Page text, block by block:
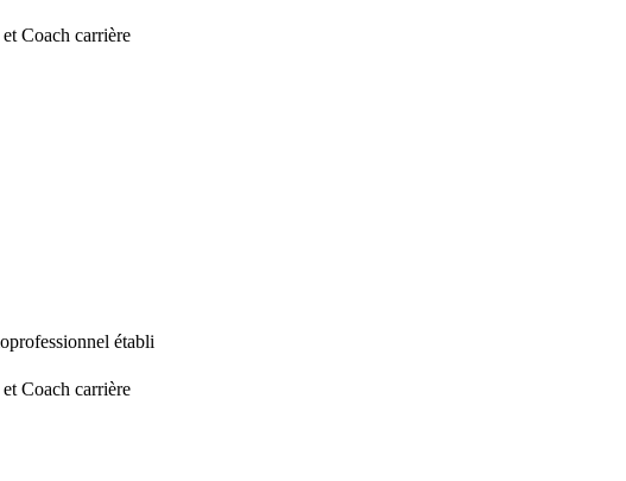
Coach carrière
établi
Coach carrière